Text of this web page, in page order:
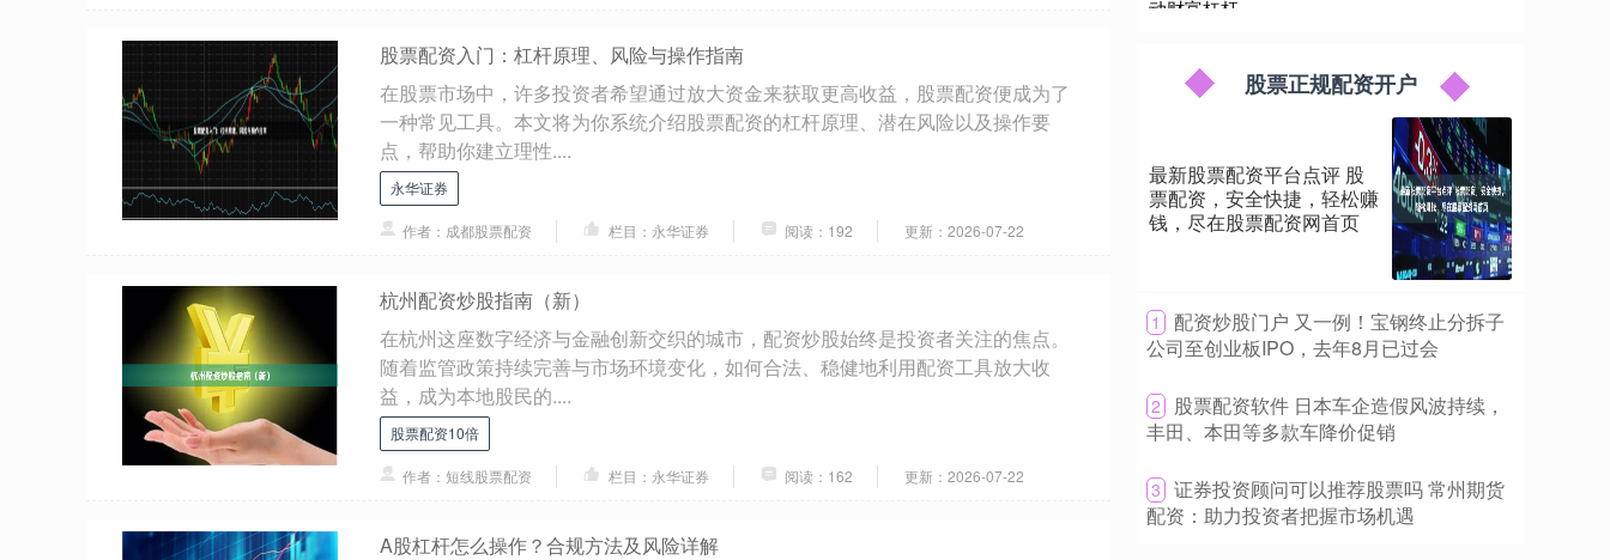
股票配资入门：杠杆原理、风险与操作指南
在股票市场中，许多投资者希望通过放大资金来获取更高收益，股票配资便成为了
一种常见工具。本文将为你系统介绍股票配资的杠杆原理、潜在风险以及操作要
点，帮助你建立理性....
永华证券
作者：成都股票配资 栏目：永华证券 阅读：192 更新：2026-07-22
杭州配资炒股指南（新）
在杭州这座数字经济与金融创新交织的城市，配资炒股始终是投资者关注的焦点。
随着监管政策持续完善与市场环境变化，如何合法、稳健地利用配资工具放大收
益，成为本地股民的....
股票配资10倍
作者：短线股票配资 栏目：永华证券 阅读：162 更新：2026-07-22
A股杠杆怎么操作？合规方法及风险详解
永华证券 2025-05-13
资金，投资者可以放大自己的投资资金股票配资
可以做吗，从而获得更高的收益。 期货
茂名股票配资 票配资：开启财富新篇章，轻
松撬动股市杠杆
永华证券 2026-03-08
票配资，一种金融杠杆工具，为投资者提供了撬
动股市杠杆的机会茂名股票配资，开启财富新篇
股票配资博客：杠杆交易入门与风控指南
在当今波动频繁的A股市场中，越来越多的投资者
开始关注“股票配资”这一工具。简单来说，股票
财云股票配资 寻找正规配资公司，助您投资
股票正规配资开户
最新股票配资平台点评 股
票配资，安全快捷，轻松赚
钱，尽在股票配资网首页
1
​配资炒股门户 又一例！宝钢终止分拆子
公司至创业板IPO，去年8月已过会
2
​股票配资软件 日本车企造假风波持续，
丰田、本田等多款车降价促销
3 ​证券投资顾问可以推荐股票吗 常州期货
配资：助力投资者把握市场机遇